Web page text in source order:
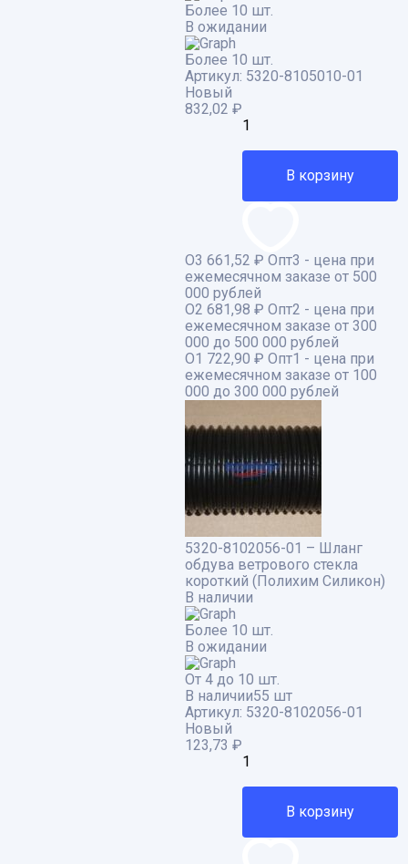
Более 10 шт.
В ожидании
Более 10 шт.
Артикул: 5320-8105010-01
Новый
832,02 ₽
В корзину
О3 661,52 ₽ Опт3 - цена при
ежемесячном заказе от 500
000 рублей
О2 681,98 ₽ Опт2 - цена при
ежемесячном заказе от 300
000 до 500 000 рублей
О1 722,90 ₽ Опт1 - цена при
ежемесячном заказе от 100
000 до 300 000 рублей
5320-8102056-01 – Шланг
обдува ветрового стекла
короткий (Полихим Силикон)
В наличии
Более 10 шт.
В ожидании
От 4 до 10 шт.
В наличии55 шт
Артикул: 5320-8102056-01
Новый
123,73 ₽
В корзину